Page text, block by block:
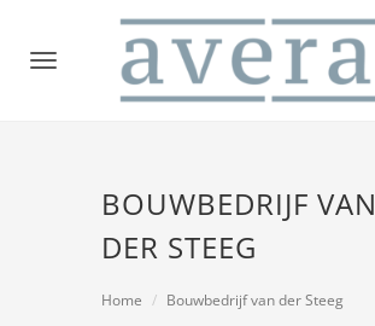
Toggle
navigation
BOUWBEDRIJF VAN
DER STEEG
Home Bouwbedrijf van der Steeg